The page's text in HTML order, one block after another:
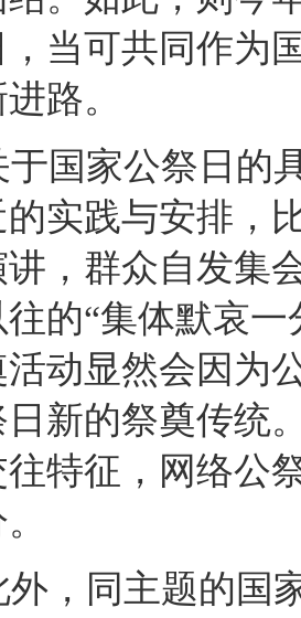
当可共同作为
路。
国家公祭日的
实践与安排，
讲，群众自发集
的“集体默哀
动显然会因为
新的祭奠传统
往特征，网络公
，同主题的国